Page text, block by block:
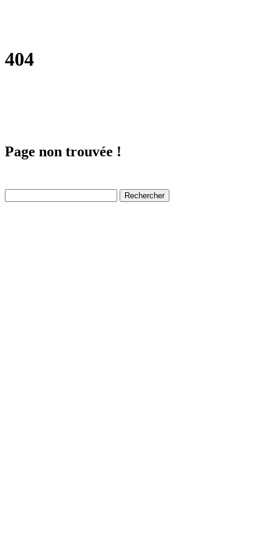
404
Page non trouvée !